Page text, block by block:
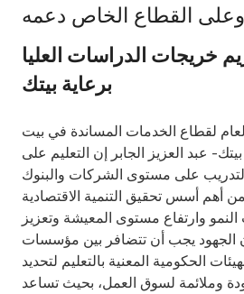
Tools & Services
After Sales Services
Contact us
Branch & ATM locator
وعلى القطاع الخاص دعمه
خريجات الدراسات العليا
برعاية بيتك
لقطاع الخدمات المساندة في بيت
عبد العزيز الجابر إن التعليم على
على مستوى الشركات والبنوك
أهم أسس تحقيق التنمية الاقتصادية
وارتفاع مستوى المعيشة وتعزيز
الجهود يجب أن تتضافر بين مؤسسات
الحكومية المعنية بالتعليم لتحديد
وملائمة لسوق العمل، بحيث تساعد